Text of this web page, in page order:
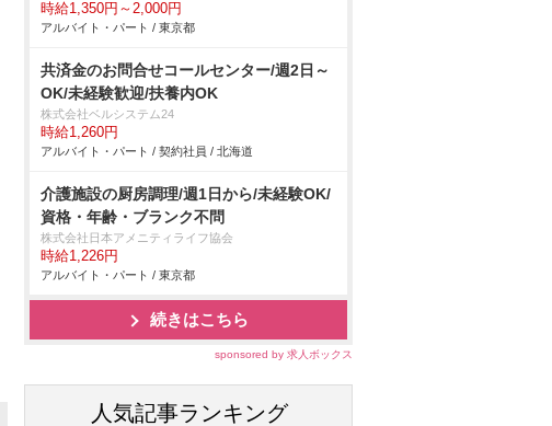
時給1,350円～2,000円
アルバイト・パート / 東京都
共済金のお問合せコールセンター/週2日～
OK/未経験歓迎/扶養内OK
株式会社ベルシステム24
時給1,260円
アルバイト・パート / 契約社員 / 北海道
介護施設の厨房調理/週1日から/未経験OK/
資格・年齢・ブランク不問
株式会社日本アメニティライフ協会
時給1,226円
アルバイト・パート / 東京都
続きはこちら
sponsored by 求人ボックス
人気記事ランキング